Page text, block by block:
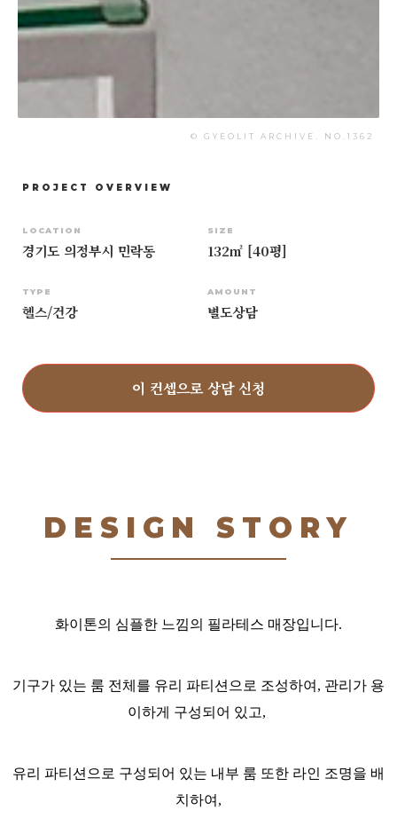
© GYEOLIT ARCHIVE. NO.1362
PROJECT OVERVIEW
LOCATION
경기도 의정부시 민락동
SIZE
132㎡ [40평]
TYPE
헬스/건강
AMOUNT
별도상담
이 컨셉으로 상담 신청
DESIGN STORY
화이톤의 심플한 느낌의 필라테스 매장입니다.
기구가 있는 룸 전체를 유리 파티션으로 조성하여, 관리가 용
이하게 구성되어 있고,
유리 파티션으로 구성되어 있는 내부 룸 또한 라인 조명을 배
치하여,